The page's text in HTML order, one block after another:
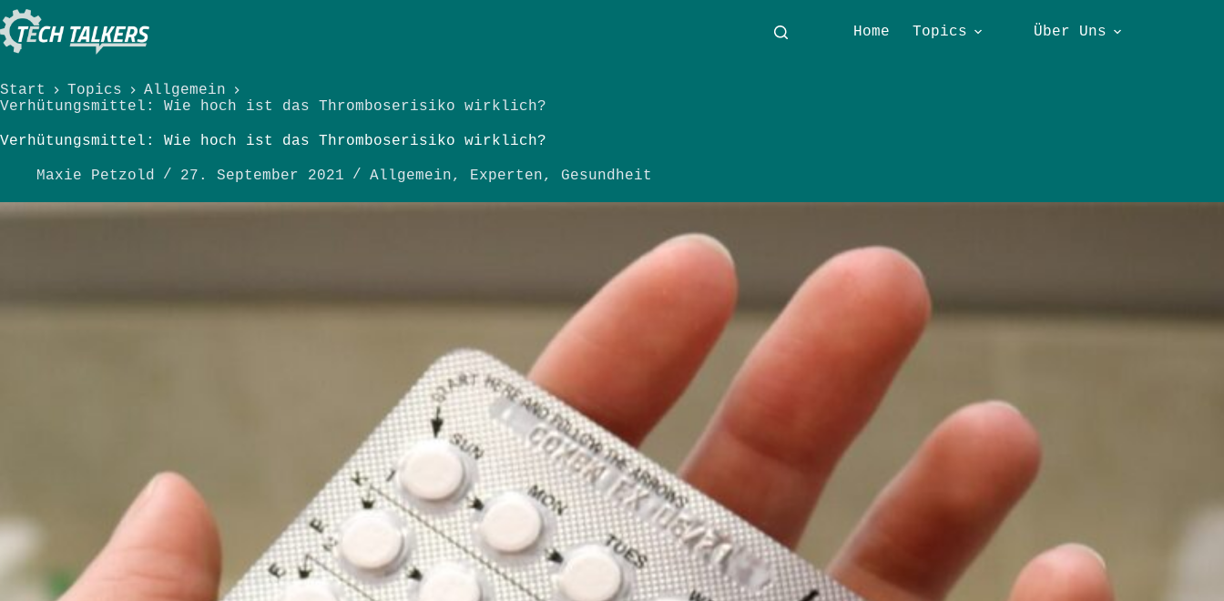
Zum
Inhalt
springen
Home Topics Über Uns
Start Topics
Allgemein
Verhütungsmittel: Wie hoch ist das Thromboserisiko wirklich?
Verhütungsmittel: Wie hoch ist das Thromboserisiko wirklich?
Maxie Petzold 27. September 2021 Allgemein, Experten, Gesundheit